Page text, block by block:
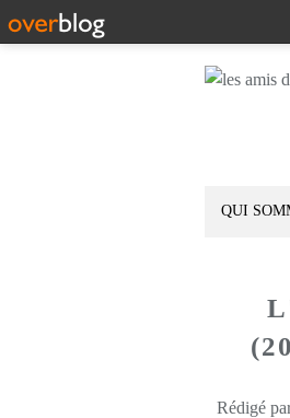
QUI
Rédigé